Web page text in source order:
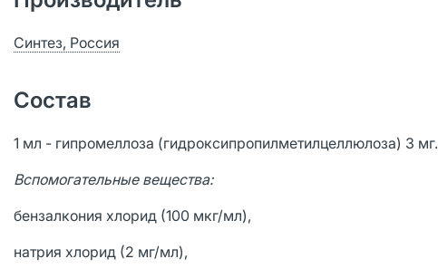
Синтез, Россия
Состав
1 мл - гипромеллоза (гидроксипропилметилцеллюлоза) 3 мг.
Вспомогательные вещества:
бензалкония хлорид (100 мкг/мл),
натрия хлорид (2 мг/мл),